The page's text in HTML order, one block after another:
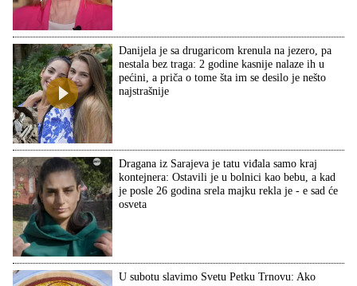
Danijela je sa drugaricom krenula na jezero, pa
nestala bez traga: 2 godine kasnije nalaze ih u
pećini, a priča o tome šta im se desilo je nešto
najstrašnije
Dragana iz Sarajeva je tatu viđala samo kraj
kontejnera: Ostavili je u bolnici kao bebu, a kad
je posle 26 godina srela majku rekla je - e sad će
osveta
U subotu slavimo Svetu Petku Trnovu: Ako